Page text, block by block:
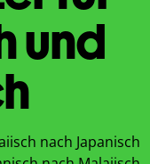
und
nach Japanisch